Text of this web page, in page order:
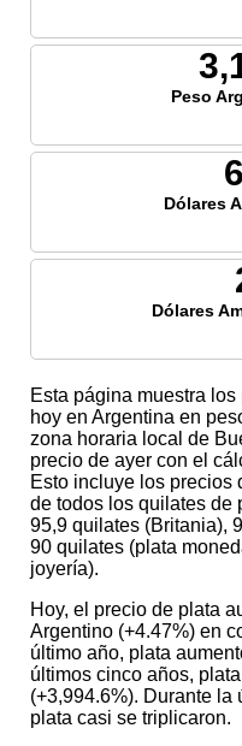
Peso
Dólares
Dólares
Esta página muestra
hoy en Argentina en
zona horaria local de
precio de ayer con el
Esto incluye los precios
de todos los quilates de
95,9 quilates (Britania),
90 quilates (plata
joyería).
Hoy, el precio de plata
Argentino (+4.47%) en
último año, plata
últimos cinco años,
(+3,994.6%). Durante
plata casi se triplicaron.